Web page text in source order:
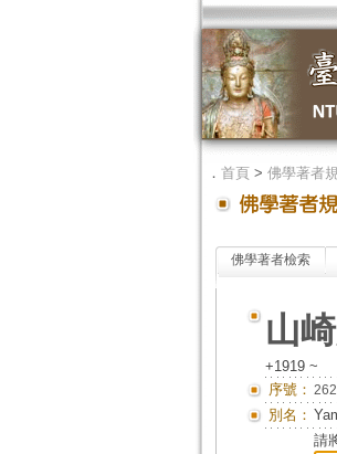
． 首頁> 佛學著者
佛學著者檢索
山
+1919 ~
序號：
別名：
請